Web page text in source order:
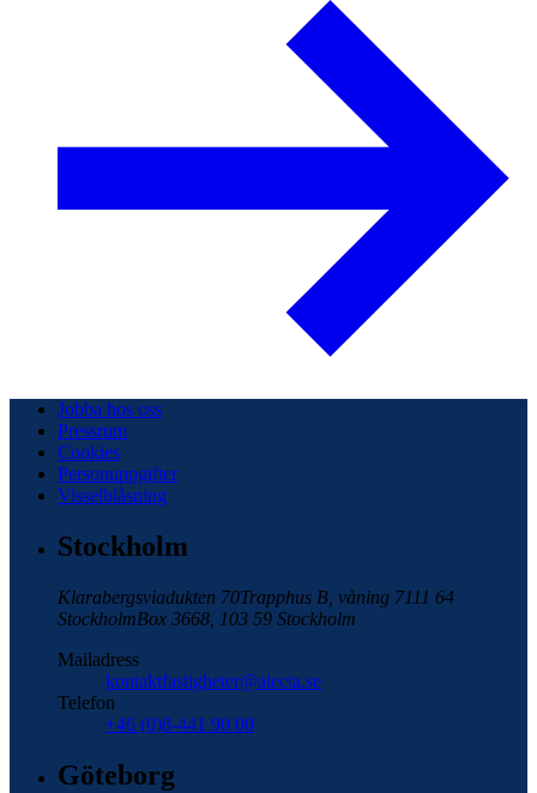
Jobba hos oss
Pressrum
Cookies
Personuppgifter
Visselblåsning
Stockholm
Klarabergsviadukten 70Trapphus B, våning 7111 64
StockholmBox 3668, 103 59 Stockholm
Mailadress
kontaktfastigheter@alecta.se
Telefon
+46 (0)8-441 90 00
Göteborg